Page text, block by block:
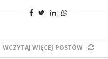
WCZYTAJ WIĘCEJ POSTÓW